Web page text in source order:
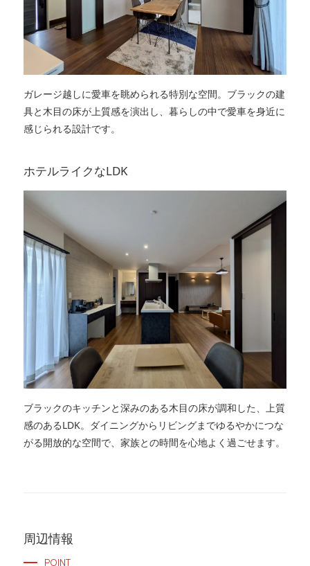
ガレージ越しに愛車を眺められる特別な空間。ブラックの建
具と木目の床が上質感を演出し、暮らしの中で愛車を身近に
感じられる設計です。
ホテルライクなLDK
ブラックのキッチンと深みのある木目の床が調和した、上質
感のあるLDK。ダイニングからリビングまでゆるやかにつな
がる開放的な空間で、家族との時間を心地よく過ごせます。
周辺情報
POINT